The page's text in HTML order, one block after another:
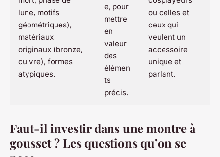
lune, motifs
géométriques),
matériaux
originaux (bronze,
cuivre), formes
atypiques.
e, pour
mettre
en
valeur
des
élémen
ts
précis.
ou celles et
ceux qui
veulent un
accessoire
unique et
parlant.
Faut-il investir dans une montre à
gousset ? Les questions qu’on se